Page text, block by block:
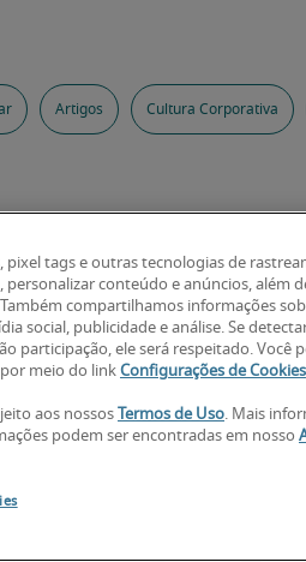
Artigos Cultura Corporativa
pixel tags e outras tecnologias de
personalizar conteúdo e anúncios, além
compartilhamos informações
social, publicidade e análise. Se
participação, ele será respeitado. Você
meio do link Configurações de Cookies
aos nossos Termos de Uso. Mais
podem ser encontradas em nosso